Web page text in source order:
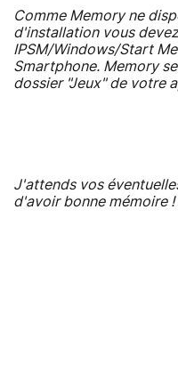
Comme Memory ne
d'installation vous
IPSM/Windows/Start
Smartphone. Memory
dossier "Jeux" de votre
J'attends vos
d'avoir bonne mémoire !